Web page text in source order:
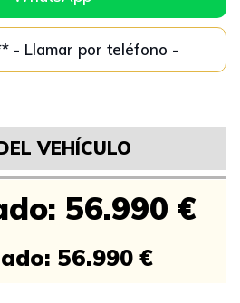
346 *** *** - Llamar por teléfono -
VEHÍCULO
56.990 €
56.990 €